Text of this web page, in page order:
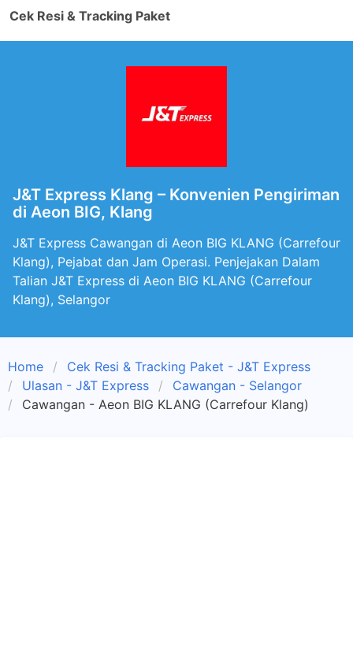
Cek Resi & Tracking Paket
J&T Express Klang – Konvenien Pengiriman
di Aeon BIG, Klang
J&T Express Cawangan di Aeon BIG KLANG (Carrefour
Klang), Pejabat dan Jam Operasi. Penjejakan Dalam
Talian J&T Express di Aeon BIG KLANG (Carrefour
Klang), Selangor
Home
Cek Resi & Tracking Paket - J&T Express
Ulasan - J&T Express
Cawangan - Selangor
Cawangan - Aeon BIG KLANG (Carrefour Klang)